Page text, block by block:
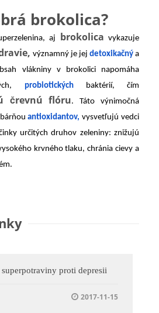
brokolica?
aj brokolica vykazuje
významný je jej detoxikačnýa
vlákniny v brokolici napomáha
probiotickýchbaktérií, čím
črevnú flóru. Táto výnimočná
antioxidantov, vysvetľujú vedci
určitých druhov zeleniny: znižujú
krvného tlaku, chránia cievy a
proti depresii
2017-11-15